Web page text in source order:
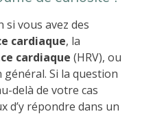
si vous avez des
cardiaque, la
cardiaque (HRV), ou
Si la question
delà de votre cas
d’y répondre dans un